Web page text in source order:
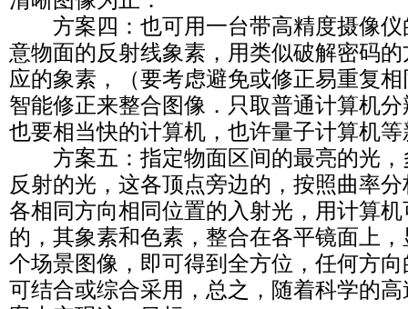
方案四：也可用一台带高精度摄像仪
意物面的反射线象素，用类似破解密码
应的象素，（要考虑避免或修正易重复
智能修正来整合图像．只取普通计算机
也要相当快的计算机，也许量子计算机
方案五：指定物面区间的最亮的光，
反射的光，这各顶点旁边的，按照曲率
各相同方向相同位置的入射光，用计算
的，其象素和色素，整合在各平镜面上
个场景图像，即可得到全方位，任何方
可结合或综合采用，总之，随着科学的